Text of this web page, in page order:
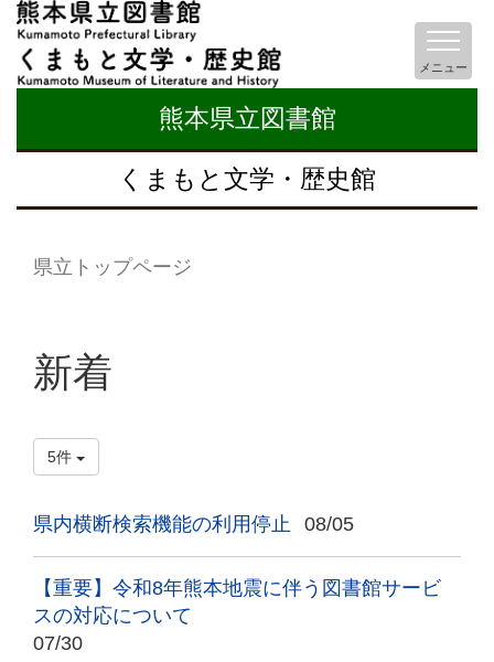
熊本県立図書館
くまもと文学・歴史館
メニュー
県立トップページ
新着
5件
県内横断検索機能の利用停止 08/05
【重要】令和8年熊本地震に伴う図書館サービ
スの対応について
07/30